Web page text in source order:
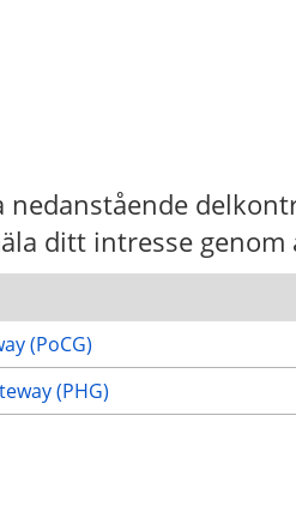
ditt intresse genom
(PoCG)
(PHG)